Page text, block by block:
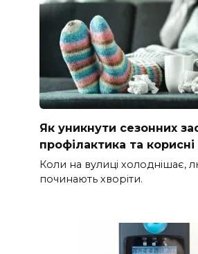
Як уникнути сезонних
профілактика та корисні
Коли на вулиці холоднішає,
починають хворіти.